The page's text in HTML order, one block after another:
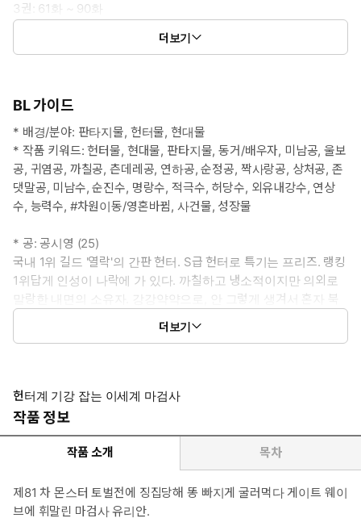
3권: 61화 ~ 90화
4권: 91화 ~ 119화
더보기
BL 가이드
* 배경/분야: 판타지물, 헌터물, 현대물
* 작품 키워드: 헌터물, 현대물, 판타지물, 동거/배우자, 미남공, 울보
공, 귀염공, 까칠공, 츤데레공, 연하공, 순정공, 짝사랑공, 상처공, 존
댓말공, 미남수, 순진수, 명랑수, 적극수, 허당수, 외유내강수, 연상
수, 능력수, #차원이동/영혼바뀜, 사건물, 성장물
* 공: 공시영 (25)
국내 1위 길드 '열락'의 간판 헌터. S급 헌터로 특기는 프리즈. 랭킹
1위답게 인성이 나락에 가 있다. 까칠하고 냉소적이지만 의외로
말랑한 내면의 소유자. 강강약약으로, 안 그렇게 생겨서 혼자 북
치고 장구 치고 재주를 넘으며 주접을 떠는 편.
#무자각집착공 #공주공 #예민공 #츤데레공 #까칠공 #연하공 #울
* 수: 유리안 (27)
단순하고 납득 잘하는 성격. 붙임성 좋은 똥강아지. 모르는 사람과
도 10분만 대화하면 목욕탕도 동행할 미친 친화력의 소유자. 지옥
에 떨궈 놔도 생존 가능할 잡초 같은 적응력의 5서클 마검사. 현대
문명과 헌터계에 대한 상식은 전무하다. 상태창 볼줄 모름.
#능글수 #힘숨찐수 #능력수 #멍청수 #잔망수 #미남수
더보기
헌터계 기강 잡는 이세계 마검사
작품 정보
작품 소개 목차
제81 차 몬스터 토벌전에 징집당해 똥 빠지게 굴러먹다 게이트 웨이
브에 휘말린 마검사 유리안.